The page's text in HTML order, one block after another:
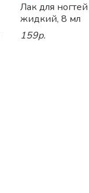
Лак для
жидкий, 8 мл
159р.